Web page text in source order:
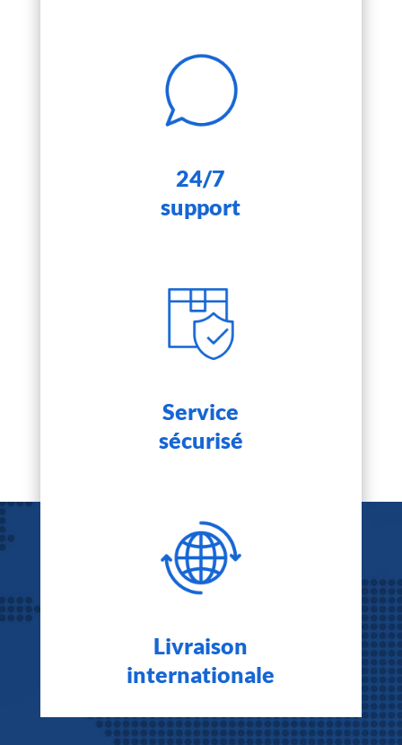
24/7
support
Service
sécurisé
Livraison
internationale